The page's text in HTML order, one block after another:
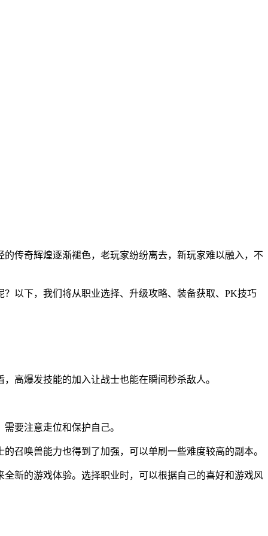
传奇辉煌逐渐褪色，老玩家纷纷离去，新玩家难以融入，不
以下，我们将从职业选择、升级攻略、装备获取、PK技巧
高爆发技能的加入让战士也能在瞬间秒杀敌人。
要注意走位和保护自己。
召唤兽能力也得到了加强，可以单刷一些难度较高的副本。
新的游戏体验。选择职业时，可以根据自己的喜好和游戏风